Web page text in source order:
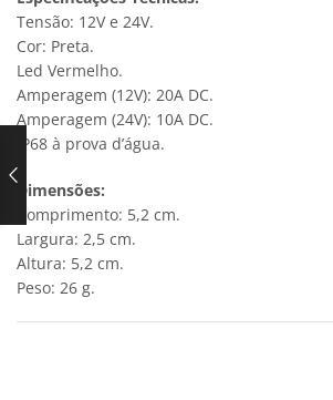
Tensão: 12V e 24V.
Cor: Preta.
Led Vermelho.
Amperagem (12V): 20A DC.
Amperagem (24V): 10A DC.
IP68 à prova d’água.
Dimensões:
Comprimento: 5,2 cm.
Largura: 2,5 cm.
Altura: 5,2 cm.
Peso: 26 g.